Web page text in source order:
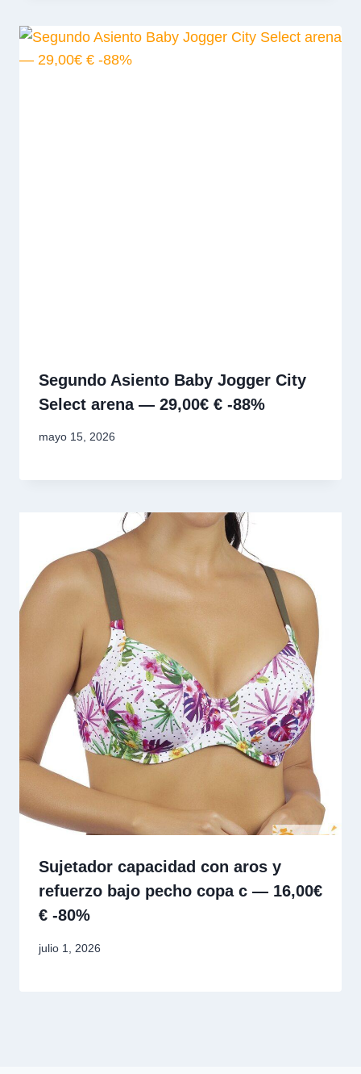
Segundo Asiento Baby Jogger City
Select arena — 29,00€ € -88%
mayo 15, 2026
Sujetador capacidad con aros y
refuerzo bajo pecho copa c — 16,00€
€ -80%
julio 1, 2026